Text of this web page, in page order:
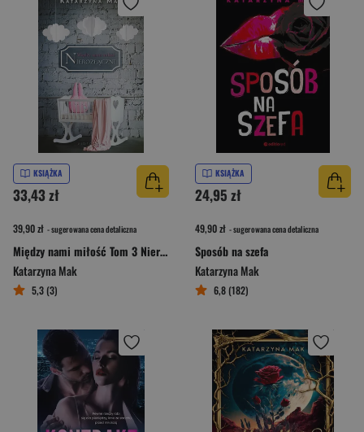
KSIĄŻKA
33,43 zł
39,90 zł - sugerowana cena detaliczna
Między nami miłość Tom 3 Nierozłączni
Katarzyna Mak
5,3 (3)
KSIĄŻKA
24,95 zł
49,90 zł - sugerowana cena detaliczna
Sposób na szefa
Katarzyna Mak
6,8 (182)